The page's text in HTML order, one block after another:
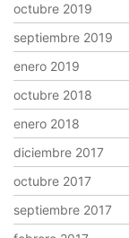
octubre 2019
septiembre 2019
enero 2019
octubre 2018
enero 2018
diciembre 2017
octubre 2017
septiembre 2017